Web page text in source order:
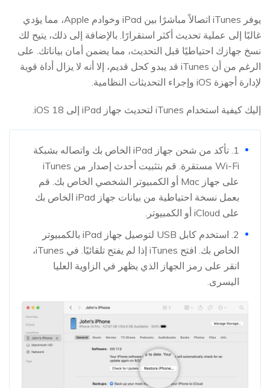
يوفر iTunes اتصالاً مباشرًا بين iPad وخوادم Apple، مما يؤدي
غالبًا إلى عملية تحديث أكثر استقرارًا. بالإضافة إلى ذلك، يتيح لك
نسخ جهازك احتياطيًا قبل التحديث، مما يضمن أمان بياناتك. على
الرغم من أن iTunes قد يبدو كحل قديم، إلا أنه لا يزال أداة قوية
لإدارة أجهزة iOS وإجراء التحديثات النظامية.
إليك كيفية استخدام iTunes لتحديث جهاز iPad إلى iOS 18.
1. تأكد من شحن جهاز iPad الخاص بك واتصاله بشبكة
Wi-Fi مستقرة. قم بتثبيت أحدث إصدار من iTunes
على جهاز Mac أو الكمبيوتر الشخصي الخاص بك. قم
بعمل نسخة احتياطية من بيانات جهاز iPad الخاص بك
على iCloud أو الكمبيوتر.
2. استخدم كابل USB لتوصيل جهاز iPad بالكمبيوتر
الخاص بك. افتح iTunes إذا لم يفتح تلقائيًا. في iTunes،
انقر على رمز الجهاز الذي يظهر في الزاوية العليا
اليسرى.